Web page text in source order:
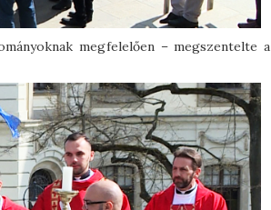
megfelelően – megszentelte a